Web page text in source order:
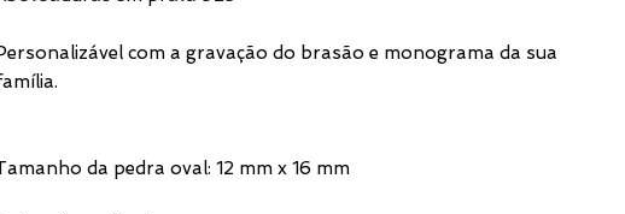
com a gravação do brasão e monograma da sua
da pedra oval: 12 mm x 16 mm